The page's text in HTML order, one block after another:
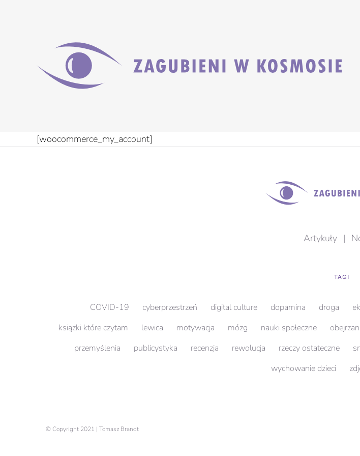
[woocommerce_my_account]
Artykuły |
TAGI
COVID-19 cyberprzestrzeń digital culture dopamina droga
książki które czytam
lewica motywacja mózg nauki społeczne
przemyślenia
publicystyka recenzja rewolucja rzeczy ostateczne
wychowanie dzieci
© Copyright 2021 | Tomasz Brandt